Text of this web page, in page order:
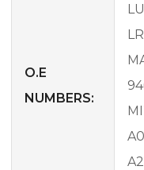
O.E
NUMBERS: